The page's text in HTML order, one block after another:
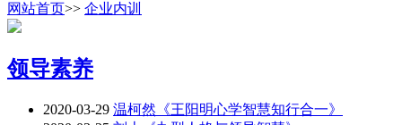
网站首页>> 企业内训
领导素养
2020-03-29 温柯然《王阳明心学智慧知行合一》